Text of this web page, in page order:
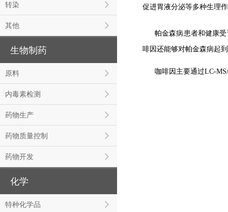
转染
其他
生物制药
原料
内毒素检测
药物生产
药物质量控制
药物开发
化学
特种化学品
促进胃液分泌等多种生理
帕金森病患者和健康
啡因还能够对帕金森病起
咖啡因主要通过LC-